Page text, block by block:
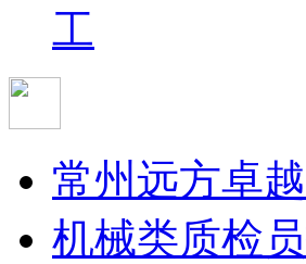
工
常州远方卓
机械类质检员